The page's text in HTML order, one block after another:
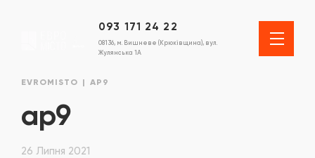
093 171 24 22
08136, м. Вишневе (Крюківщина), вул.
Жулянська 1А
EVROMISTO AP9
ap9
26 Липня 2021